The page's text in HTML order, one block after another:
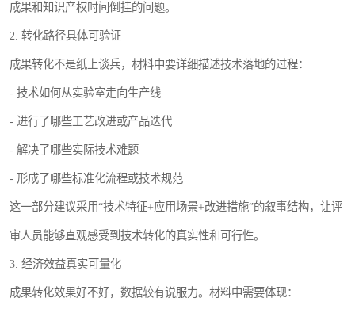
成果和知识产权时间倒挂的问题。
2. 转化路径具体可验证
成果转化不是纸上谈兵，材料中要详细描述技术落地的过程：
- 技术如何从实验室走向生产线
- 进行了哪些工艺改进或产品迭代
- 解决了哪些实际技术难题
- 形成了哪些标准化流程或技术规范
这一部分建议采用“技术特征+应用场景+改进措施”的叙事结构，让评
审人员能够直观感受到技术转化的真实性和可行性。
3. 经济效益真实可量化
成果转化效果好不好，数据较有说服力。材料中需要体现：